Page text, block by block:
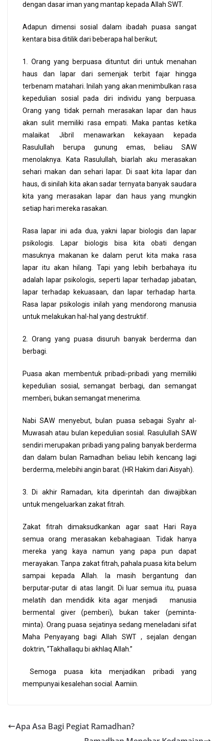
dengan dasar iman yang mantap kepada Allah SWT.
Adapun dimensi sosial dalam ibadah puasa sangat
kentara bisa ditilik dari beberapa hal berikut;
1. Orang yang berpuasa dituntut diri untuk menahan
haus dan lapar dari semenjak terbit fajar hingga
terbenam matahari. Inilah yang akan menimbulkan rasa
kepedulian sosial pada diri individu yang berpuasa.
Orang yang tidak pernah merasakan lapar dan haus
akan sulit memiliki rasa empati. Maka pantas ketika
malaikat Jibril menawarkan kekayaan kepada
Rasulullah berupa gunung emas, beliau SAW
menolaknya. Kata Rasulullah, biarlah aku merasakan
sehari makan dan sehari lapar. Di saat kita lapar dan
haus, di sinilah kita akan sadar ternyata banyak saudara
kita yang merasakan lapar dan haus yang mungkin
setiap hari mereka rasakan.
Rasa lapar ini ada dua, yakni lapar biologis dan lapar
psikologis. Lapar biologis bisa kita obati dengan
masuknya makanan ke dalam perut kita maka rasa
lapar itu akan hilang. Tapi yang lebih berbahaya itu
adalah lapar psikologis, seperti lapar terhadap jabatan,
lapar terhadap kekuasaan, dan lapar terhadap harta.
Rasa lapar psikologis inilah yang mendorong manusia
untuk melakukan hal-hal yang destruktif.
2. Orang yang puasa disuruh banyak berderma dan
berbagi.
Puasa akan membentuk pribadi-pribadi yang memiliki
kepedulian sosial, semangat berbagi, dan semangat
memberi, bukan semangat menerima.
Nabi SAW menyebut, bulan puasa sebagai Syahr al-
Muwasah atau bulan kepedulian sosial. Rasulullah SAW
sendiri merupakan pribadi yang paling banyak berderma
dan dalam bulan Ramadhan beliau lebih kencang lagi
berderma, melebihi angin barat. (HR Hakim dari Aisyah).
3. Di akhir Ramadan, kita diperintah dan diwajibkan
untuk mengeluarkan zakat fitrah.
Zakat fitrah dimaksudkankan agar saat Hari Raya
semua orang merasakan kebahagiaan. Tidak hanya
mereka yang kaya namun yang papa pun dapat
merayakan. Tanpa zakat fitrah, pahala puasa kita belum
sampai kepada Allah. Ia masih bergantung dan
berputar-putar di atas langit. Di luar semua itu, puasa
melatih dan mendidik kita agar menjadi manusia
bermental giver (pemberi), bukan taker (peminta-
minta). Orang puasa sejatinya sedang meneladani sifat
Maha Penyayang bagi Allah SWT , sejalan dengan
doktrin, “Takhallaqu bi akhlaq Allah.”
Semoga puasa kita menjadikan pribadi yang
mempunyai kesalehan social. Aamiin.
Apa Asa Bagi Pegiat Ramadhan?